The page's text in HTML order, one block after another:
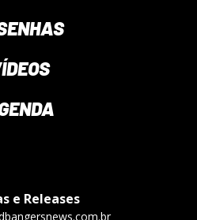
e Releases